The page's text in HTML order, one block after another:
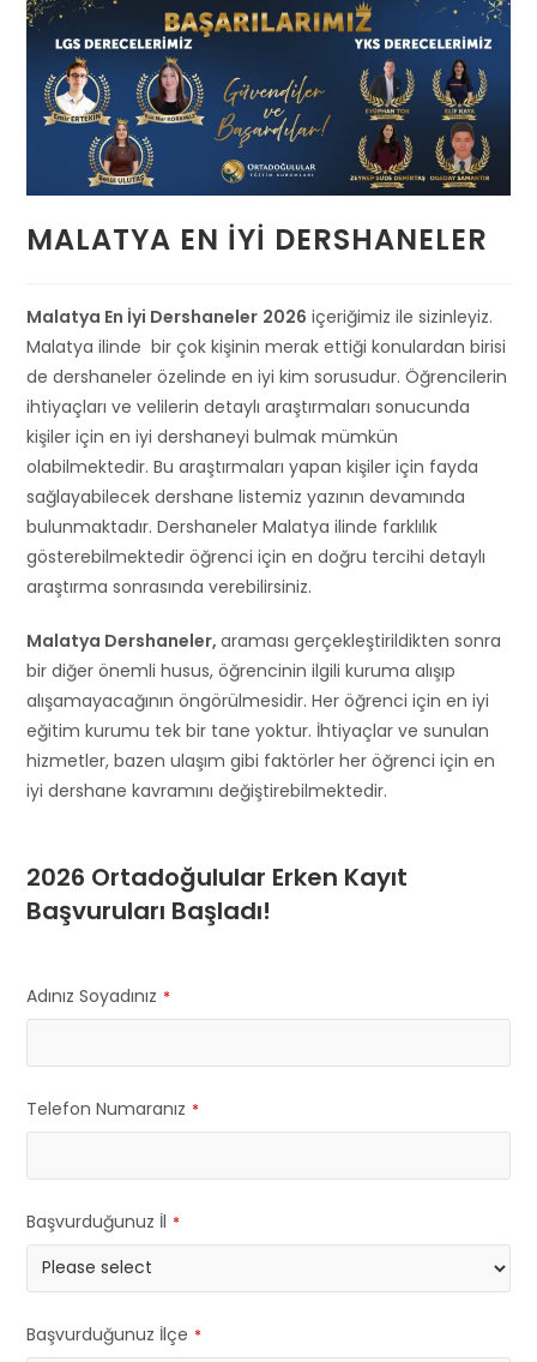
MALATYA EN İYI DERSHANELER
Malatya En İyi Dershaneler 2026 içeriğimiz ile sizinleyiz.
Malatya ilinde bir çok kişinin merak ettiği konulardan birisi
de dershaneler özelinde en iyi kim sorusudur. Öğrencilerin
ihtiyaçları ve velilerin detaylı araştırmaları sonucunda
kişiler için en iyi dershaneyi bulmak mümkün
olabilmektedir. Bu araştırmaları yapan kişiler için fayda
sağlayabilecek dershane listemiz yazının devamında
bulunmaktadır. Dershaneler Malatya ilinde farklılık
gösterebilmektedir öğrenci için en doğru tercihi detaylı
araştırma sonrasında verebilirsiniz.
Malatya Dershaneler,araması gerçekleştirildikten sonra
bir diğer önemli husus, öğrencinin ilgili kuruma alışıp
alışamayacağının öngörülmesidir. Her öğrenci için en iyi
eğitim kurumu tek bir tane yoktur. İhtiyaçlar ve sunulan
hizmetler, bazen ulaşım gibi faktörler her öğrenci için en
iyi dershane kavramını değiştirebilmektedir.
2026 Ortadoğulular Erken Kayıt
Başvuruları Başladı!
Adınız Soyadınız *
Telefon Numaranız *
Başvurduğunuz İl *
Başvurduğunuz İlçe *